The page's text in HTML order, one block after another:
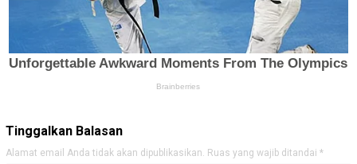
Tinggalkan Balasan
Alamat email Anda tidak akan dipublikasikan. Ruas yang wajib ditandai *